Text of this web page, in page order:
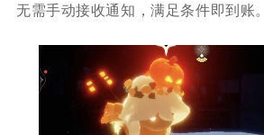
无需手动接收通知，满足条件即到账。